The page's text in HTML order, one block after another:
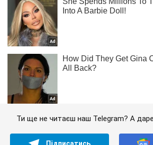
Ти ще не читаєш наш Telegram? А
Підписатись